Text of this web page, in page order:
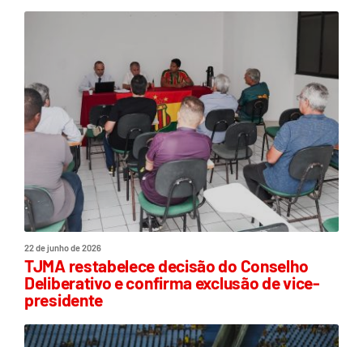
22 de junho de 2026
TJMA restabelece decisão do Conselho
Deliberativo e confirma exclusão de vice-
presidente